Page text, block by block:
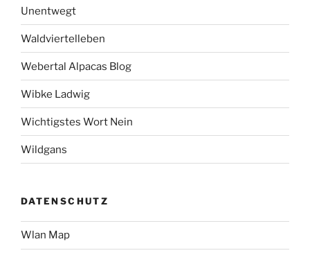
Unentwegt
Waldviertelleben
Webertal Alpacas Blog
Wibke Ladwig
Wichtigstes Wort Nein
Wildgans
DATENSCHUTZ
Wlan Map